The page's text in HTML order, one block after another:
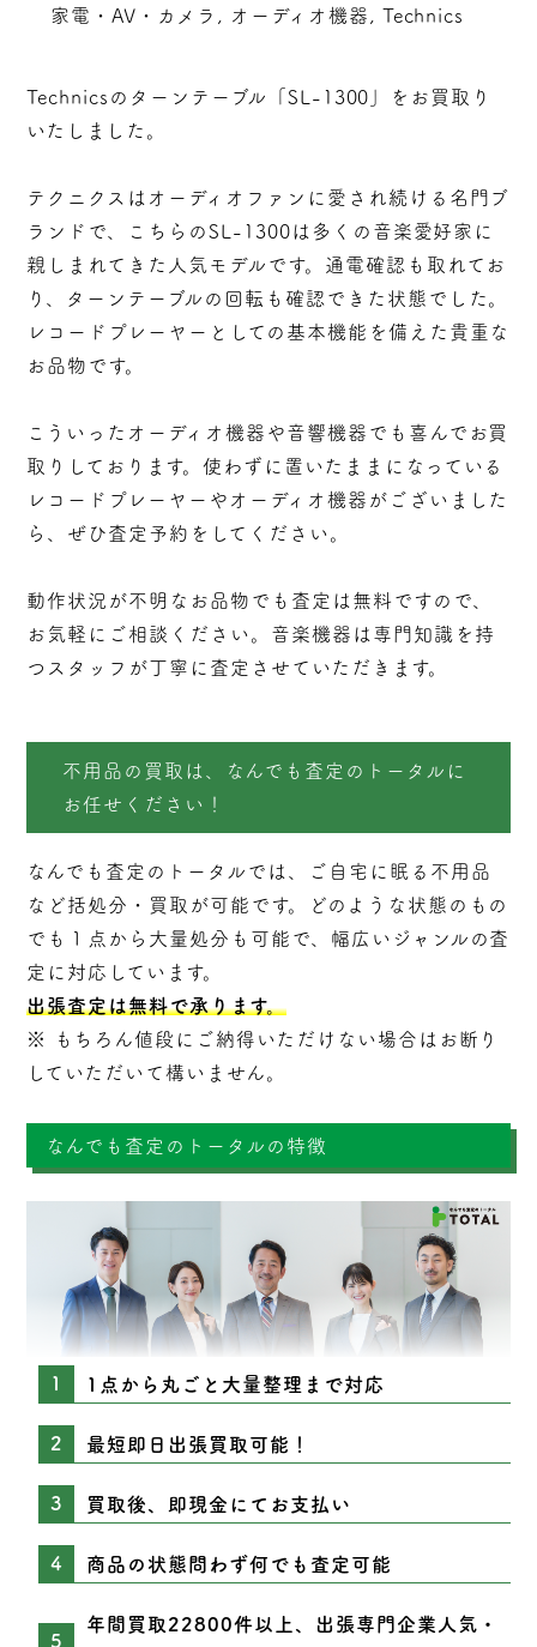
家電・AV・カメラ, オーディオ機器, Technics
Technicsのターンテーブル「SL-1300」をお買取り
いたしました。
テクニクスはオーディオファンに愛され続ける名門ブ
ランドで、こちらのSL-1300は多くの音楽愛好家に
親しまれてきた人気モデルです。通電確認も取れてお
り、ターンテーブルの回転も確認できた状態でした。
レコードプレーヤーとしての基本機能を備えた貴重な
お品物です。
こういったオーディオ機器や音響機器でも喜んでお買
取りしております。使わずに置いたままになっている
レコードプレーヤーやオーディオ機器がございました
ら、ぜひ査定予約をしてください。
動作状況が不明なお品物でも査定は無料ですので、
お気軽にご相談ください。音楽機器は専門知識を持
つスタッフが丁寧に査定させていただきます。
不用品の買取は、なんでも査定のトータルに
お任せください！
なんでも査定のトータルでは、ご自宅に眠る不用品
など括処分・ 買取 が可能です。どのような状態のもの
でも１点から大量処分も可能で、幅広いジャンルの査
定に対応しています。
出張査定は無料で承ります。
※ もちろん値段にご納得いただけない場合はお断り
していただいて構いません。
なんでも査定のトータルの特徴
1点から丸ごと大量整理まで対応
最短即日出張買取可能！
買取後、即現金にてお支払い
商品の状態問わず何でも査定可能
年間買取22800件以上、出張専門企業人気・